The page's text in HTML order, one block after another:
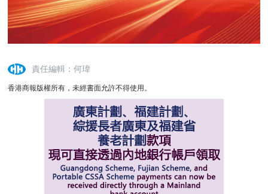
責任編輯：何瑋
香港商報版權所有，未經書面允許不得使用。